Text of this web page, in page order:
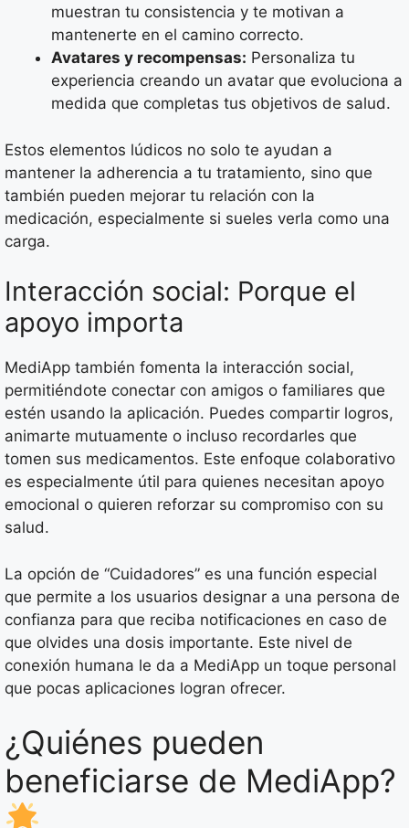
muestran tu consistencia y te motivan a
mantenerte en el camino correcto.
Avatares y recompensas: Personaliza tu
experiencia creando un avatar que evoluciona a
medida que completas tus objetivos de salud.
Estos elementos lúdicos no solo te ayudan a
mantener la adherencia a tu tratamiento, sino que
también pueden mejorar tu relación con la
medicación, especialmente si sueles verla como una
carga.
Interacción social: Porque el
apoyo importa
MediApp también fomenta la interacción social,
permitiéndote conectar con amigos o familiares que
estén usando la aplicación. Puedes compartir logros,
animarte mutuamente o incluso recordarles que
tomen sus medicamentos. Este enfoque colaborativo
es especialmente útil para quienes necesitan apoyo
emocional o quieren reforzar su compromiso con su
salud.
La opción de “Cuidadores” es una función especial
que permite a los usuarios designar a una persona de
confianza para que reciba notificaciones en caso de
que olvides una dosis importante. Este nivel de
conexión humana le da a MediApp un toque personal
que pocas aplicaciones logran ofrecer.
¿Quiénes pueden
beneficiarse de MediApp?